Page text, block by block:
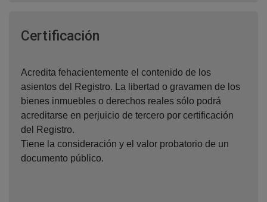
Certificación
Acredita fehacientemente el contenido de los
asientos del Registro. La libertad o gravamen de los
bienes inmuebles o derechos reales sólo podrá
acreditarse en perjuicio de tercero por certificación
del Registro.
Tiene la consideración y el valor probatorio de un
documento público.